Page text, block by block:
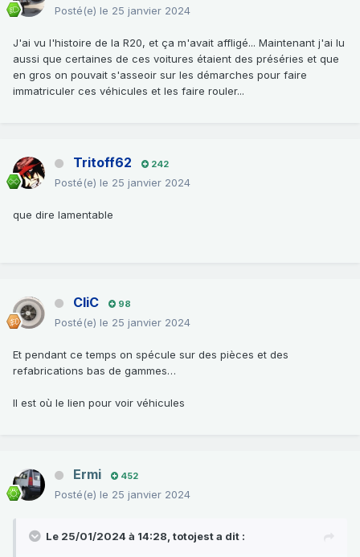
Posté(e) le 25 janvier 2024
J'ai vu l'histoire de la R20, et ça m'avait affligé... Maintenant j'ai lu
aussi que certaines de ces voitures étaient des préséries et que
en gros on pouvait s'asseoir sur les démarches pour faire
immatriculer ces véhicules et les faire rouler...
Tritoff62 242
Posté(e) le 25 janvier 2024
que dire lamentable
CliC 98
Posté(e) le 25 janvier 2024
Et pendant ce temps on spécule sur des pièces et des
refabrications bas de gammes…
Il est où le lien pour voir véhicules
Ermi 452
Posté(e) le 25 janvier 2024
Le 25/01/2024 à 14:28, totojesta dit :